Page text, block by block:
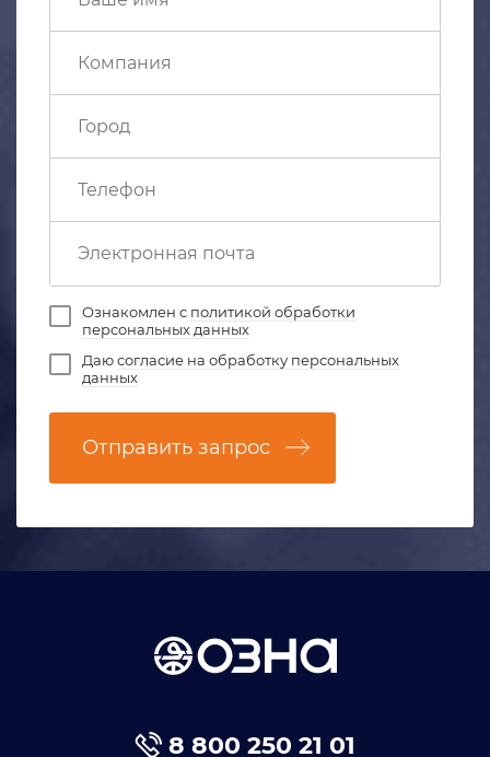
Ознакомлен с политикой обработки
персональных данных
Даюсогласие на обработку персональных
данных
Отправить запрос
8 800 250 21 01